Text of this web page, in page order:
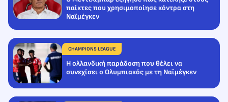
παίκτες που χρησιμοποίησε κόντρα στη
Ναϊμέγκεν
CHAMPIONS LEAGUE
Η ολλανδική παράδοση που θέλει να
συνεχίσει ο Ολυμπιακός με τη Ναϊμέγκεν